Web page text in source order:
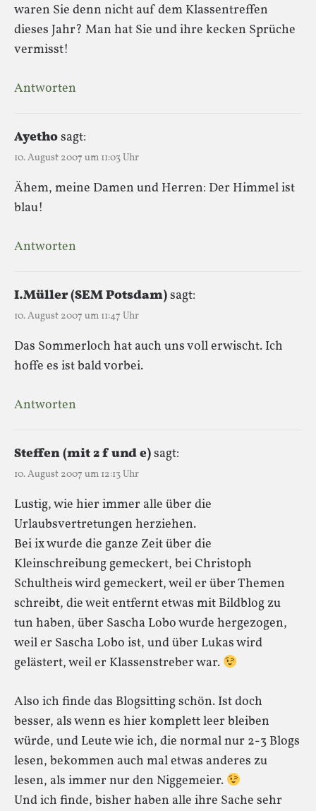
waren Sie denn nicht auf dem Klassentreffen
dieses Jahr? Man hat Sie und ihre kecken Sprüche
vermisst!
Antworten
Ayethosagt:
10. August 2007 um 11:03 Uhr
Ähem, meine Damen und Herren: Der Himmel ist
blau!
Antworten
I.Müller (SEM Potsdam)sagt:
10. August 2007 um 11:47 Uhr
Das Sommerloch hat auch uns voll erwischt. Ich
hoffe es ist bald vorbei.
Antworten
Steffen (mit 2 f und e)sagt:
10. August 2007 um 12:13 Uhr
Lustig, wie hier immer alle über die
Urlaubsvertretungen herziehen.
Bei ix wurde die ganze Zeit über die
Kleinschreibung gemeckert, bei Christoph
Schultheis wird gemeckert, weil er über Themen
schreibt, die weit entfernt etwas mit Bildblog zu
tun haben, über Sascha Lobo wurde hergezogen,
weil er Sascha Lobo ist, und über Lukas wird
gelästert, weil er Klassenstreber war.
Also ich finde das Blogsitting schön. Ist doch
besser, als wenn es hier komplett leer bleiben
würde, und Leute wie ich, die normal nur 2-3 Blogs
lesen, bekommen auch mal etwas anderes zu
lesen, als immer nur den Niggemeier.
Und ich finde, bisher haben alle ihre Sache sehr